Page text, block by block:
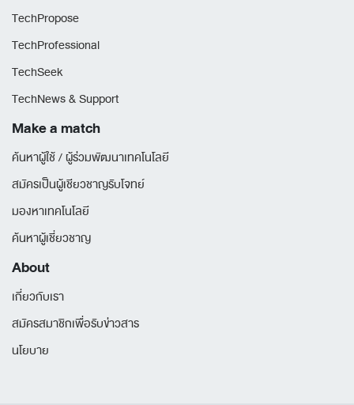
TechPropose
TechProfessional
TechSeek
TechNews & Support
Make a match
ค้นหาผู้ใช้ / ผู้ร่วมพัฒนาเทคโนโลยี
สมัครเป็นผู้เชียวชาญรับโจทย์
มองหาเทคโนโลยี
ค้นหาผู้เชี่ยวชาญ
About
เกี่ยวกับเรา
สมัครสมาชิกเพื่อรับข่าวสาร
นโยบาย